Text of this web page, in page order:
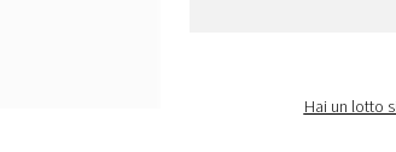
Hai un lotto